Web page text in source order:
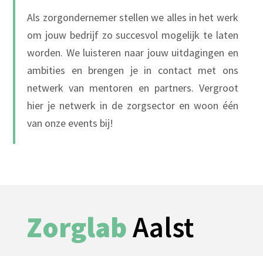
Als zorgondernemer stellen we alles in het werk
om jouw bedrijf zo succesvol mogelijk te laten
worden. We luisteren naar jouw uitdagingen en
ambities en brengen je in contact met ons
netwerk van mentoren en partners. Vergroot
hier je netwerk in de zorgsector en woon één
van onze events bij!
ZorglabAalst